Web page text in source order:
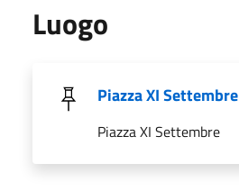
Luogo
Piazza XI Settembre
Piazza XI Settembre